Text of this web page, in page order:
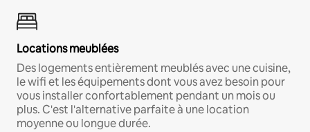
Locations meublées
Des logements entièrement meublés avec une cuisine,
le wifi et les équipements dont vous avez besoin pour
vous installer confortablement pendant un mois ou
plus. C'est l'alternative parfaite à une location
moyenne ou longue durée.